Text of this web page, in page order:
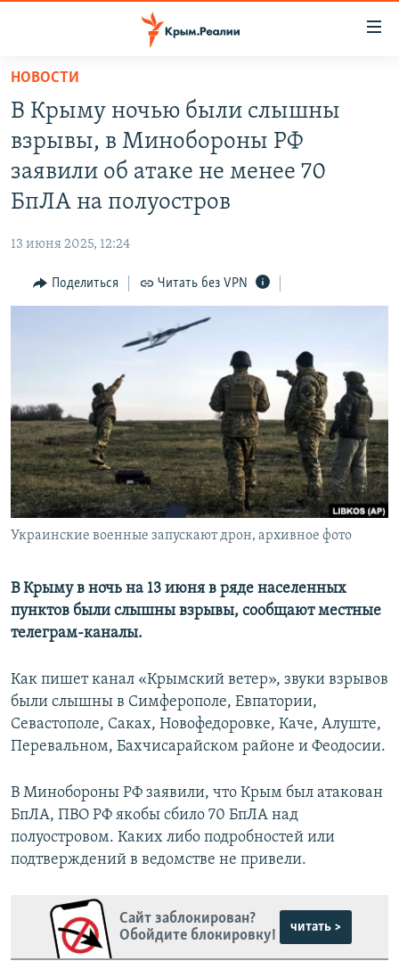
Вернуться
основному
содержанию
Вернутся
главной
Вернутся
поиску
СПЕЦПРОЕКТЫ
КАРТА ВОЕННЫХ ОБЪЕКТОВ КРЫМА
ВОДА
ИСТОРИЯ
ИНФОГРАФИКА
СОВЕТЫ ПРАВОЗАЩИТНИКОВ
ПРОПАВШИЕ БЕЗ ВЕСТИ
ПОБЕДИТЕЛЕЙ НЕ СУДЯТ?
КРЫМ.НЕПОКОРЕННЫЙ
ELIFBE
УКРАИНСКАЯ ПРОБЛЕМА КРЫМА
РАДІО СВОБОДА
КАК ОБОЙТИ БЛОКИРОВКУ
ПРИСОЕДИНЯЙТЕСЬ!
Все сайты RFE/RL
НОВОСТИ
В Крыму ночью были слышны
взрывы, в Минобороны РФ
заявили об атаке не менее 70
БпЛА на полуостров
13 июня 2025, 12:24
Поделиться Читать без VPN
Украинские военные запускают дрон, архивное фото
В Крыму в ночь на 13 июня в ряде населенных
пунктов были слышны взрывы, сообщают местные
телеграм-каналы.
Как пишет канал «Крымский ветер», звуки взрывов
были слышны в Симферополе, Евпатории,
Севастополе, Саках, Новофедоровке, Каче, Алуште,
Перевальном, Бахчисарайском районе и Феодосии.
В Минобороны РФ заявили, что Крым был атакован
БпЛА, ПВО РФ якобы сбило 70 БпЛА над
полуостровом. Каких либо подробностей или
подтверждений в ведомстве не привели.
Сайт заблокирован?
Обойдите блокировку!
читать >